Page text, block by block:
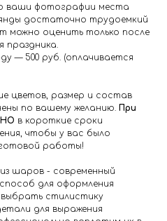
ваши фотографии места
достаточно трудоемкий
можно оценить только после
праздника.
— 500 руб. (оплачивается
цветов, размер и состав
по вашему желанию. При
в короткие сроки
чтобы у вас было
готовой работы!
шаров - современный
для оформления
стилистику
для выражения